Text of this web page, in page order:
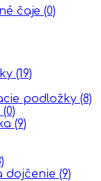
čaje (0)
(19)
podložky (8)
(0)
(9)
dojčenie (9)